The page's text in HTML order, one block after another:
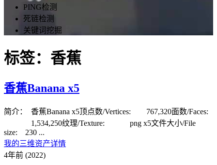
PING检测
死链检测
关键词挖掘
标签：香蕉
香蕉Banana x5
简介： 香蕉Banana x5顶点数/Vertices: 767,320面数/Faces:
1,534,250纹理/Texture: png x5文件大小/File
size: 230 ...
我的三维资产详情
4年前 (2022)